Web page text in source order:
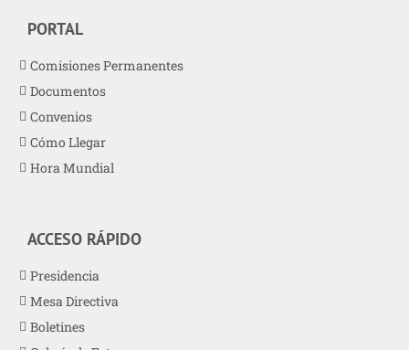
PORTAL
Comisiones Permanentes
Documentos
Convenios
Cómo Llegar
Hora Mundial
ACCESO RÁPIDO
Presidencia
Mesa Directiva
Boletines